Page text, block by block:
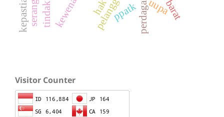
uupa
ppatk
Visitor Counter